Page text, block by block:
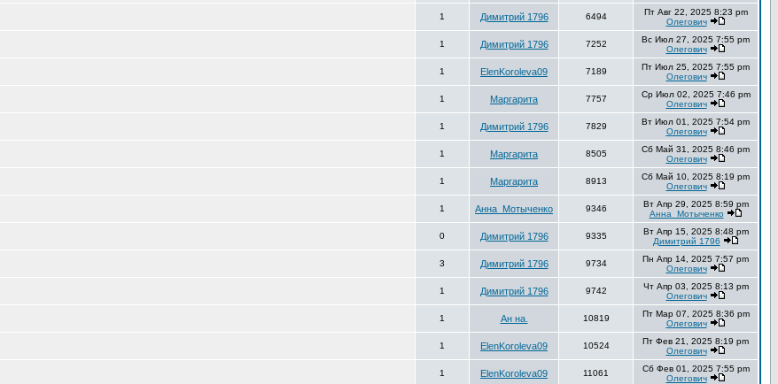
1 Димитрий 1796 6494
Пт Авг 22, 2025 8:23 pm
Олегович
1 Димитрий 1796 7252
Вс Июл 27, 2025 7:55 pm
Олегович
1 ElenKoroleva09 7189
Пт Июл 25, 2025 7:55 pm
Олегович
1 Маргарита 7757
Ср Июл 02, 2025 7:46 pm
Олегович
1 Димитрий 1796 7829
Вт Июл 01, 2025 7:54 pm
Олегович
1 Маргарита 8505
Сб Май 31, 2025 8:46 pm
Олегович
1 Маргарита 8913
Сб Май 10, 2025 8:19 pm
Олегович
1 Анна_Мотыченко 9346
Вт Апр 29, 2025 8:59 pm
Анна_Мотыченко
0 Димитрий 1796 9335
Вт Апр 15, 2025 8:48 pm
Димитрий 1796
3 Димитрий 1796 9734
Пн Апр 14, 2025 7:57 pm
Олегович
1 Димитрий 1796 9742
Чт Апр 03, 2025 8:13 pm
Олегович
1 Ан на. 10819
Пт Мар 07, 2025 8:36 pm
Олегович
1 ElenKoroleva09 10524
Пт Фев 21, 2025 8:19 pm
Олегович
1 ElenKoroleva09 11061
Сб Фев 01, 2025 7:55 pm
Олегович